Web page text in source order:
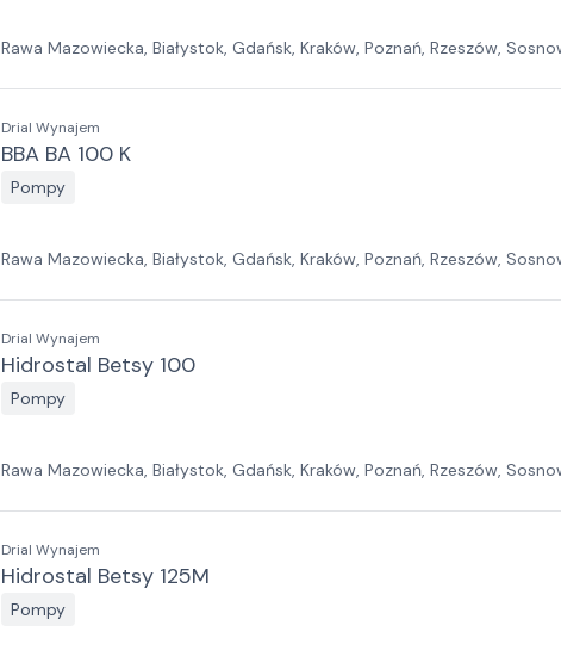
Rawa Mazowiecka, Białystok, Gdańsk, Kraków, Poznań, Rzeszów,
Drial Wynajem
BBA BA 100 K
Pompy
Rawa Mazowiecka, Białystok, Gdańsk, Kraków, Poznań, Rzeszów,
Drial Wynajem
Hidrostal Betsy 100
Pompy
Rawa Mazowiecka, Białystok, Gdańsk, Kraków, Poznań, Rzeszów,
Drial Wynajem
Hidrostal Betsy 125M
Pompy